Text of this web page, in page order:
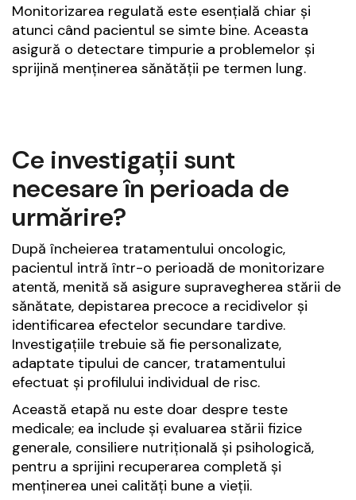
Monitorizarea regulată este esențială chiar și
atunci când pacientul se simte bine. Aceasta
asigură o detectare timpurie a problemelor și
sprijină menținerea sănătății pe termen lung.
Ce investigații sunt
necesare în perioada de
urmărire?
După încheierea tratamentului oncologic,
pacientul intră într-o perioadă de monitorizare
atentă, menită să asigure supravegherea stării de
sănătate, depistarea precoce a recidivelor și
identificarea efectelor secundare tardive.
Investigațiile trebuie să fie personalizate,
adaptate tipului de cancer, tratamentului
efectuat și profilului individual de risc.
Această etapă nu este doar despre teste
medicale; ea include și evaluarea stării fizice
generale, consiliere nutrițională și psihologică,
pentru a sprijini recuperarea completă și
menținerea unei calități bune a vieții.